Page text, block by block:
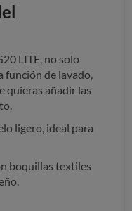
LITE, no solo
función de lavado,
quieras añadir las
ligero, ideal para
boquillas textiles